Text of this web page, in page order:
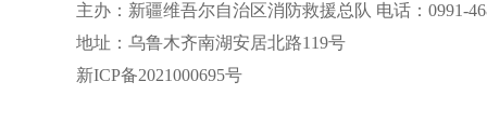
主办：新疆维吾尔自治区消防救援总队 电话：0991-
地址：乌鲁木齐南湖安居北路119号
新ICP备2021000695号